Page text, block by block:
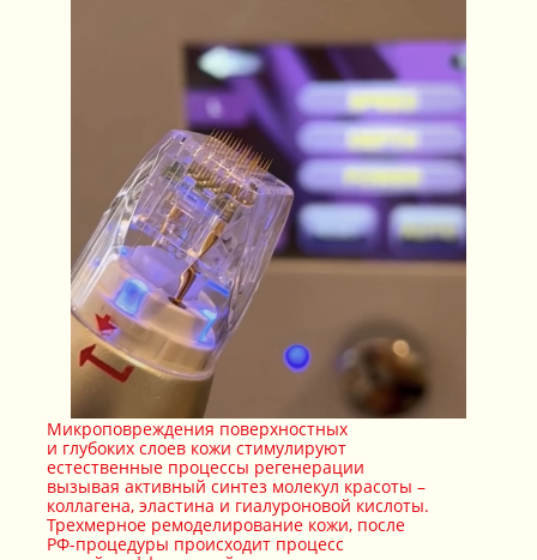
Микроповреждения поверхностных
и глубоких слоев кожи стимулируют
естественные процессы регенерации
вызывая активный синтез молекул красоты –
коллагена, эластина и гиалуроновой кислоты.
Трехмерное ремоделирование кожи, после
РФ-процедуры происходит процесс